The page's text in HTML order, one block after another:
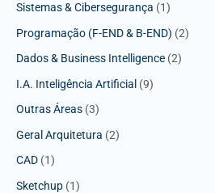
Sistemas & Cibersegurança (1)
Programação (F-END & B-END) (2)
Dados & Business Intelligence (2)
I.A. Inteligência Artificial (9)
Outras Áreas (3)
Geral Arquitetura (2)
CAD (1)
Sketchup (1)